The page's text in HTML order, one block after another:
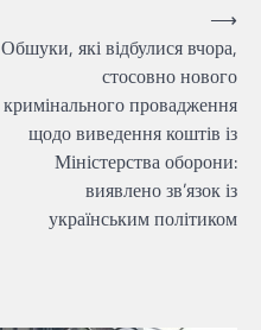
Обшуки, які відбулися вчора,
стосовно нового
кримінального провадження
щодо виведення коштів із
Міністерства оборони:
виявлено зв’язок із
українським політиком
⟶